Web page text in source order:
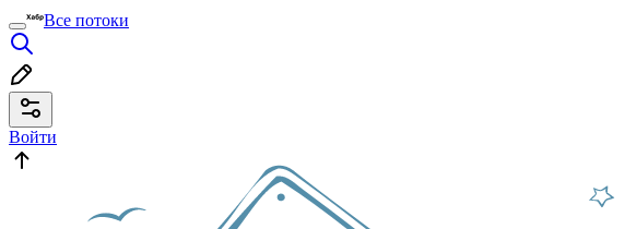
Все потоки
Войти